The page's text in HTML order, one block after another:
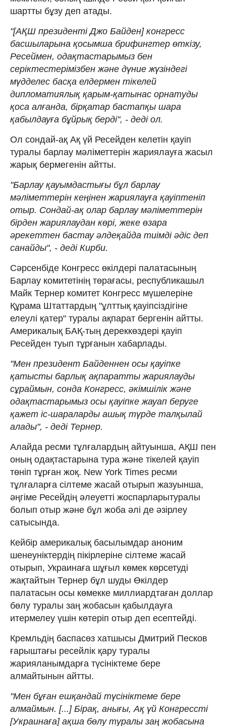
шартты бұзу деп атады.
"[АҚШ президенті Джо Байден] конгресс
басшыларына қосымша брифингтер өткізу,
Ресеймен, одақтастарымыз бен
серіктестерімізбен және дүние жүзіндегі
мүдделес басқа елдермен тікелей
дипломатиялық қарым-қатынас орнатуды
қоса алғанда, бірқатар бастапқы шара
қабылдауға бұйрық берді", - деді ол.
Ол сондай-ақ Ақ үй Ресейден келетін қауіп
туралы барлау мәліметтерін жариялауға жасыл
жарық бермегенін айтты.
"Барлау қауымдастығы бұл барлау
мәліметтерін кеңінен жариялауға қауіптеніп
отыр. Сондай-ақ олар барлау мәліметтерін
бірден жариялаудан көрі, жеке өзара
әрекеттен бастау әлдеқайда тиімді әдіс деп
санайды", - деді Кирби.
Сәрсенбіде Конгресс өкілдері палатасының
Барлау комитетінің төрағасы, республикашыл
Майк Тернер комитет Конгресс мүшелеріне
Құрама Штаттардың "ұлттық қауіпсіздігіне
елеулі қатер" туралы ақпарат бергенін айтты.
Америкалық БАҚ-тың дереккөздері қауіп
Ресейден туып тұрғанын хабарлады.
"Мен президент Байденнен осы қауіпке
қатысты барлық ақпаратты жариялауды
сұраймын, сонда Конгресс, әкімшілік және
одақтастарымыз осы қауіпке жауап беруге
қажет іс-шараларды ашық түрде талқылай
алады", - деді Тернер.
Алайда ресми тұлғалардың айтуынша, АҚШ пен
оның одақтастарына тура және тікелей қауіп
төніп тұрған жоқ. New York Times ресми
тұлғаларға сілтеме жасай отырып жазуынша,
әңгіме Ресейдің әлеуетті жоспарларытуралы
болып отыр және бұл жоба әлі де әзірлеу
сатысында.
Кейбір америкалық басылымдар аноним
шенеуніктердің пікірлеріне сілтеме жасай
отырып, Украинаға шұғыл көмек көрсетуді
жақтайтын Тернер бұл шуды Өкілдер
палатасын осы көмекке миллиардтаған доллар
бөлу туралы заң жобасын қабылдауға
итермелеу үшін көтеріп отыр деп есептейді.
Кремльдің баспасөз хатшысы Дмитрий Песков
ғарыштағы ресейлік қару туралы
жарияланымдарға түсініктеме бере
алмайтынын айтты.
"Мен бұған ешқандай түсініктеме бере
алмаймын. [...] Бірақ, анығы, Ақ үй Конгрессті
[Украинаға] ақша бөлу туралы заң жобасына